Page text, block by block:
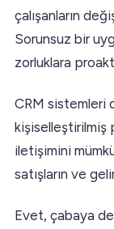
çalışanların
Sorunsuz bir
zorluklara
CRM sistemleri
kişiselleştirilmiş
iletişimini
satışların ve
Evet, çabaya